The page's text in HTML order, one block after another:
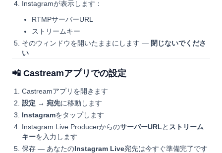
Instagramが表示します：
RTMPサーバーURL
ストリームキー
そのウィンドウを開いたままにします — 閉じないでくださ
い
📲 Castreamアプリでの設定
Castreamアプリを開きます
設定 → 宛先に移動します
Instagramをタップします
Instagram Live ProducerからのサーバーURLと ストリーム
キーを入力します
保存 — あなたのInstagram Live宛先は今すぐ準備完了です